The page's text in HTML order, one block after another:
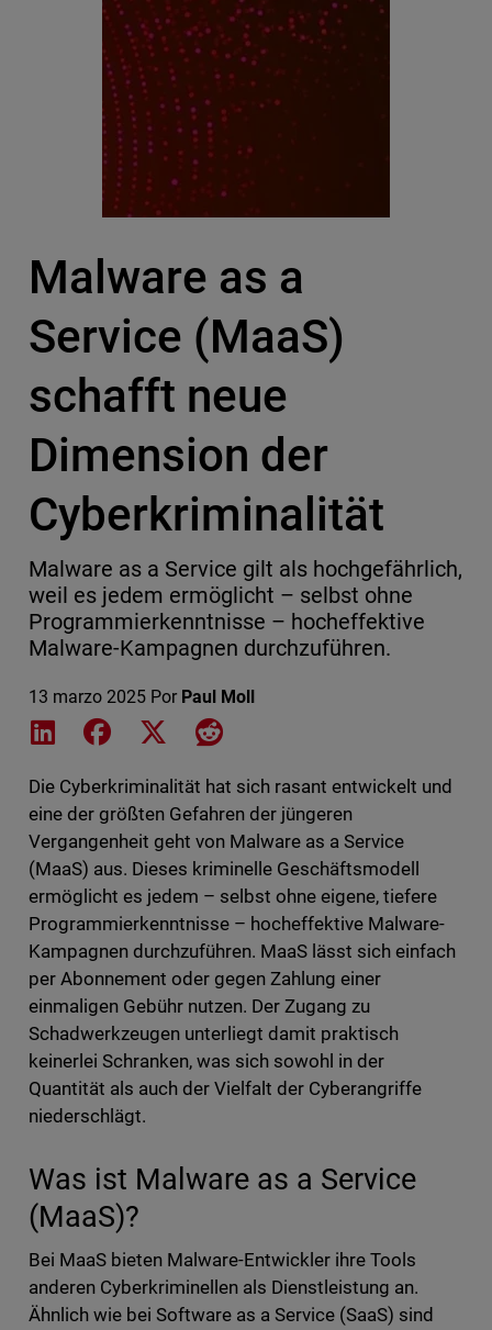
Malware as a
Service (MaaS)
schafft neue
Dimension der
Cyberkriminalität
Malware as a Service gilt als hochgefährlich,
weil es jedem ermöglicht – selbst ohne
Programmierkenntnisse – hocheffektive
Malware-Kampagnen durchzuführen.
13 marzo 2025 Por Paul Moll
Share on LinkedIn
Share on Facebook
Share on XShare on Reddit
Die Cyberkriminalität hat sich rasant entwickelt und
eine der größten Gefahren der jüngeren
Vergangenheit geht von Malware as a Service
(MaaS) aus. Dieses kriminelle Geschäftsmodell
ermöglicht es jedem – selbst ohne eigene, tiefere
Programmierkenntnisse – hocheffektive Malware-
Kampagnen durchzuführen. MaaS lässt sich einfach
per Abonnement oder gegen Zahlung einer
einmaligen Gebühr nutzen. Der Zugang zu
Schadwerkzeugen unterliegt damit praktisch
keinerlei Schranken, was sich sowohl in der
Quantität als auch der Vielfalt der Cyberangriffe
niederschlägt.
Was ist Malware as a Service
(MaaS)?
Bei MaaS bieten Malware-Entwickler ihre Tools
anderen Cyberkriminellen als Dienstleistung an.
Ähnlich wie bei Software as a Service (SaaS) sind